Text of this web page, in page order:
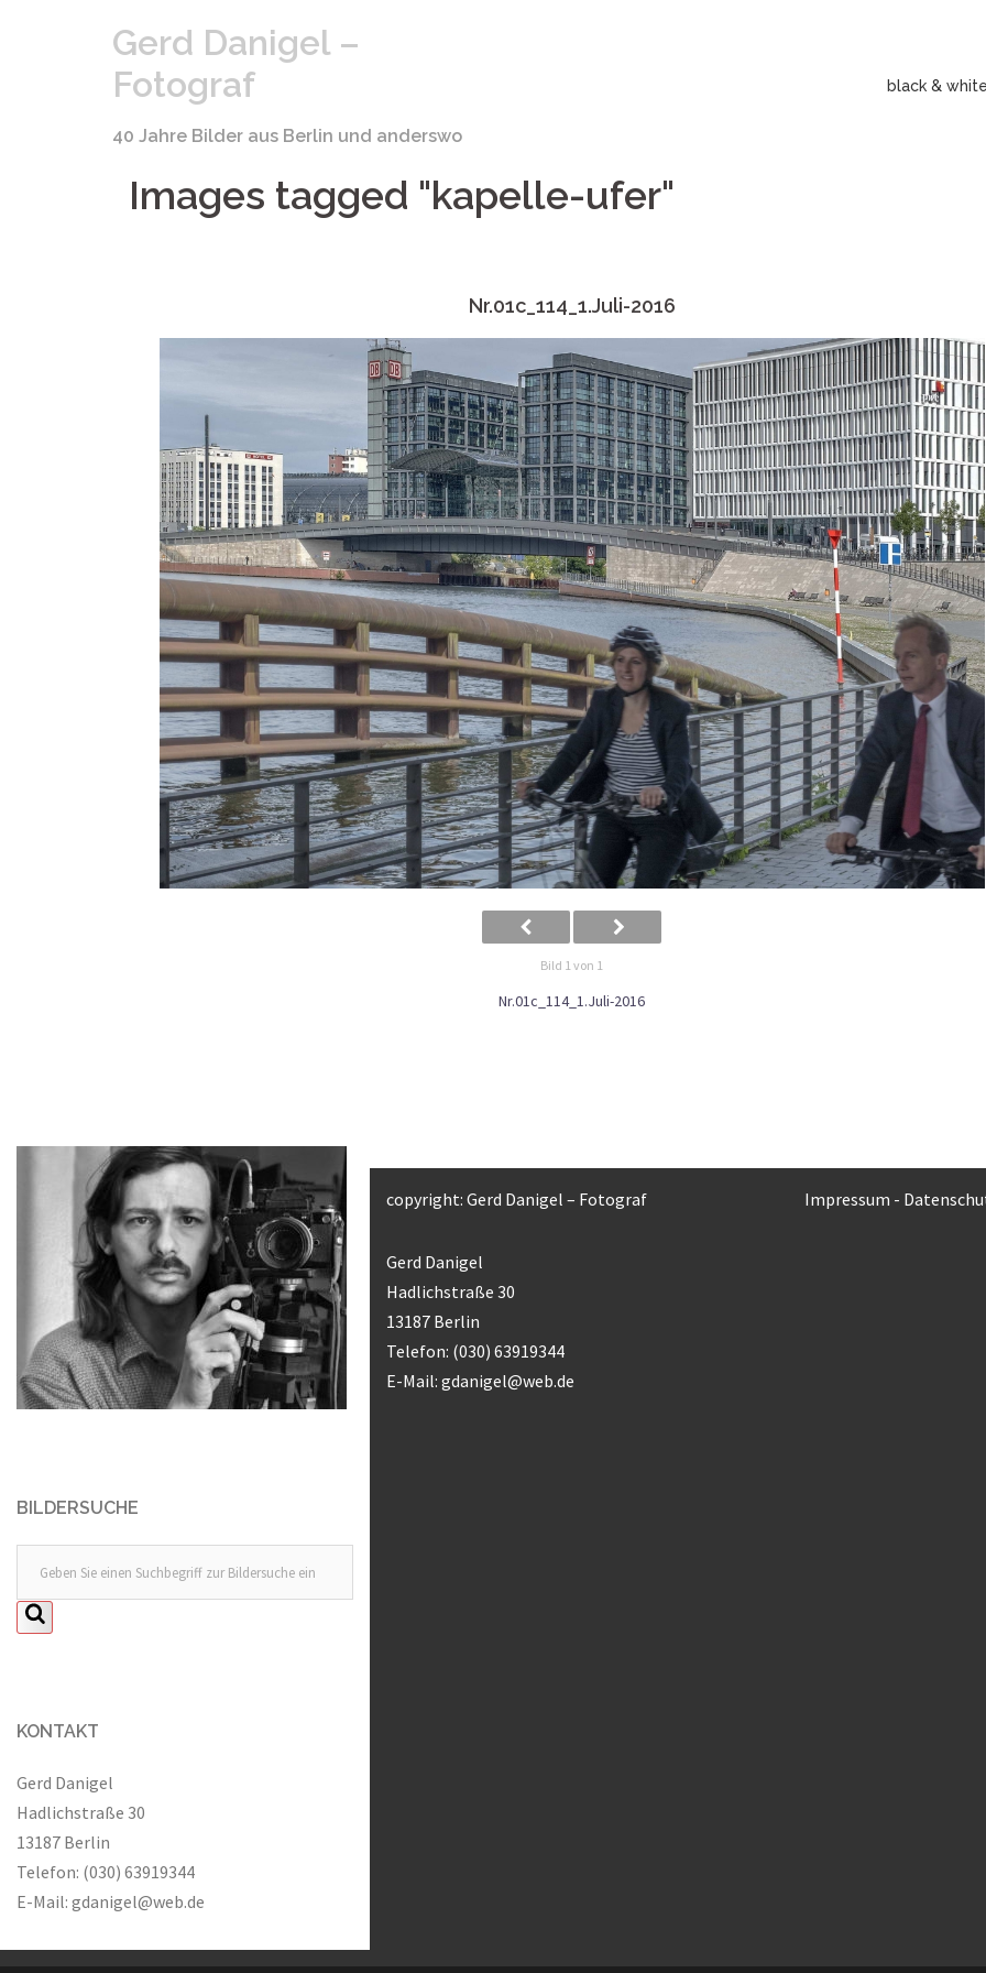
Gerd Danigel –
Fotograf
40 Jahre Bilder aus Berlin und anderswo
black &
Images tagged "kapelle-ufer"
Nr.01c_114_1.Juli-2016
Bild 1 von 1
Nr.01c_114_1.Juli-2016
BILDERSUCHE
KONTAKT
Gerd Danigel
Hadlichstraße 30
13187 Berlin
Telefon: (030) 63919344
E-Mail: gdanigel@web.de
copyright: Gerd Danigel – Fotograf Impressum -
Gerd Danigel
Hadlichstraße 30
13187 Berlin
Telefon: (030) 63919344
E-Mail: gdanigel@web.de